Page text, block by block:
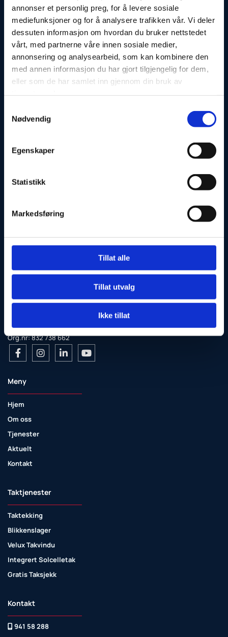
annonser et personlig preg, for å levere sosiale
mediefunksjoner og for å analysere trafikken vår. Vi deler
dessuten informasjon om hvordan du bruker nettstedet
vårt, med partnerne våre innen sosiale medier,
annonsering og analysearbeid, som kan kombinere den
med annen informasjon du har gjort tilgjengelig for dem,
eller som de har samlet inn gjennom din bruk av
Nødvendig
Egenskaper
Statistikk
Markedsføring
Tillat alle
Tillat utvalg
Ikke tillat
Utviklet avHjemmesidehuset|Personvern|
Org.nr: 832 738 662
Meny
Hjem
Om oss
Tjenester
Aktuelt
Kontakt
Taktjenester
Taktekking
Blikkenslager
Velux Takvindu
Integrert Solcelletak
Gratis Taksjekk
Kontakt
 941 58 288